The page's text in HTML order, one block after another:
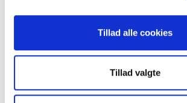
Tillad alle cookies
Tillad valgte
Mest læste indlæg det